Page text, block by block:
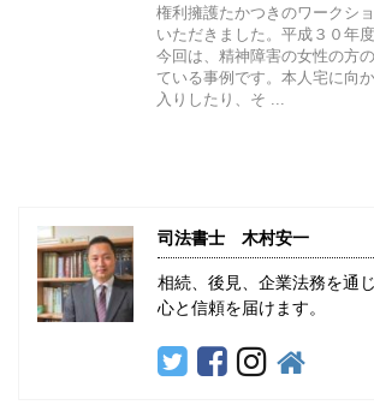
権利擁護たかつきのワークシ
いただきました。平成３０年
今回は、精神障害の女性の方
ている事例です。本人宅に向
入りしたり、そ ...
司法書士 木村安一
相続、後見、企業法務を通
心と信頼を届けます。